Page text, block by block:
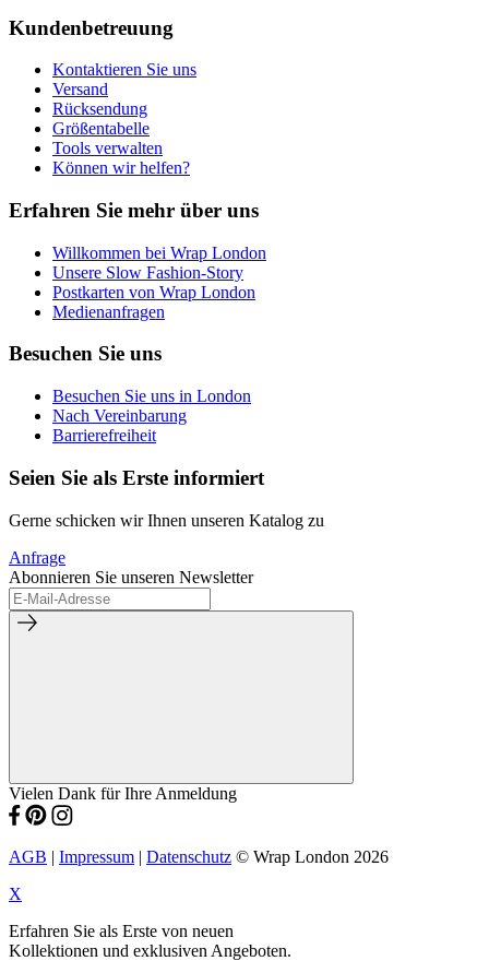
Kundenbetreuung
Kontaktieren Sie uns
Versand
Rücksendung
Größentabelle
Tools verwalten
Können wir helfen?
Erfahren Sie mehr über uns
Willkommen bei Wrap London
Unsere Slow Fashion-Story
Postkarten von Wrap London
Medienanfragen
Besuchen Sie uns
Besuchen Sie uns in London
Nach Vereinbarung
Barrierefreiheit
Seien Sie als Erste informiert
Gerne schicken wir Ihnen unseren Katalog zu
Anfrage
Abonnieren Sie unseren Newsletter
Vielen Dank für Ihre Anmeldung
AGB | Impressum | Datenschutz © Wrap London 2026
X
Erfahren Sie als Erste von neuen
Kollektionen und exklusiven Angeboten.